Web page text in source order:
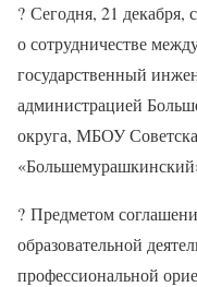
? Сегодня, 21 декабря,
о сотрудничестве
государственный
администрацией
округа, МБОУ
? Предметом
образовательной
профессиональной